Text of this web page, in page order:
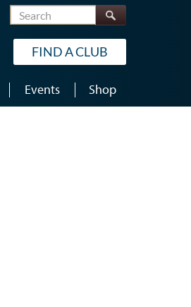
Search
FIND A CLUB
Events Shop